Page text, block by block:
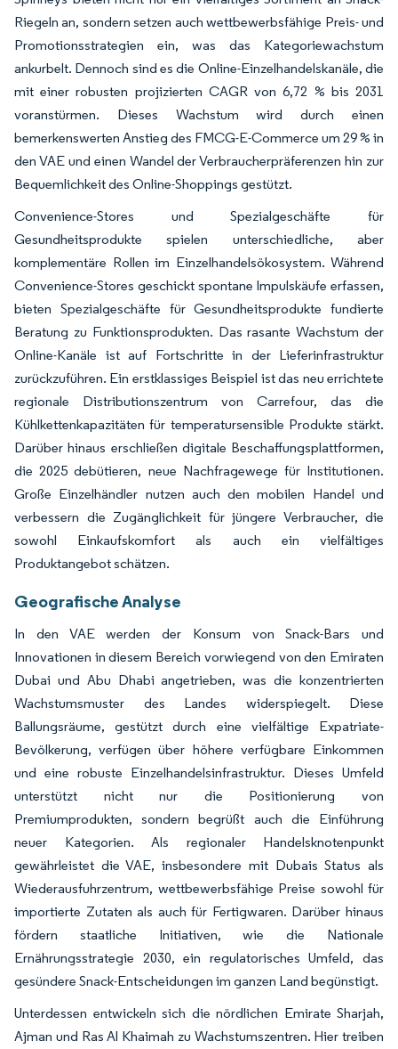
Riegeln an, sondern setzen auch wettbewerbsfähige Preis- und
Promotionsstrategien ein, was das Kategoriewachstum
ankurbelt. Dennoch sind es die Online-Einzelhandelskanäle, die
mit einer robusten projizierten CAGR von 6,72 % bis 2031
voranstürmen. Dieses Wachstum wird durch einen
bemerkenswerten Anstieg des FMCG-E-Commerce um 29 % in
den VAE und einen Wandel der Verbraucherpräferenzen hin zur
Bequemlichkeit des Online-Shoppings gestützt.
Convenience-Stores und Spezialgeschäfte für
Gesundheitsprodukte spielen unterschiedliche, aber
komplementäre Rollen im Einzelhandelsökosystem. Während
Convenience-Stores geschickt spontane Impulskäufe erfassen,
bieten Spezialgeschäfte für Gesundheitsprodukte fundierte
Beratung zu Funktionsprodukten. Das rasante Wachstum der
Online-Kanäle ist auf Fortschritte in der Lieferinfrastruktur
zurückzuführen. Ein erstklassiges Beispiel ist das neu errichtete
regionale Distributionszentrum von Carrefour, das die
Kühlkettenkapazitäten für temperatursensible Produkte stärkt.
Darüber hinaus erschließen digitale Beschaffungsplattformen,
die 2025 debütieren, neue Nachfragewege für Institutionen.
Große Einzelhändler nutzen auch den mobilen Handel und
verbessern die Zugänglichkeit für jüngere Verbraucher, die
sowohl Einkaufskomfort als auch ein vielfältiges
Produktangebot schätzen.
Geografische Analyse
In den VAE werden der Konsum von Snack-Bars und
Innovationen in diesem Bereich vorwiegend von den Emiraten
Dubai und Abu Dhabi angetrieben, was die konzentrierten
Wachstumsmuster des Landes widerspiegelt. Diese
Ballungsräume, gestützt durch eine vielfältige Expatriate-
Bevölkerung, verfügen über höhere verfügbare Einkommen
und eine robuste Einzelhandelsinfrastruktur. Dieses Umfeld
unterstützt nicht nur die Positionierung von
Premiumprodukten, sondern begrüßt auch die Einführung
neuer Kategorien. Als regionaler Handelsknotenpunkt
gewährleistet die VAE, insbesondere mit Dubais Status als
Wiederausfuhrzentrum, wettbewerbsfähige Preise sowohl für
importierte Zutaten als auch für Fertigwaren. Darüber hinaus
fördern staatliche Initiativen, wie die Nationale
Ernährungsstrategie 2030, ein regulatorisches Umfeld, das
gesündere Snack-Entscheidungen im ganzen Land begünstigt.
Unterdessen entwickeln sich die nördlichen Emirate Sharjah,
Ajman und Ras Al Khaimah zu Wachstumszentren. Hier treiben